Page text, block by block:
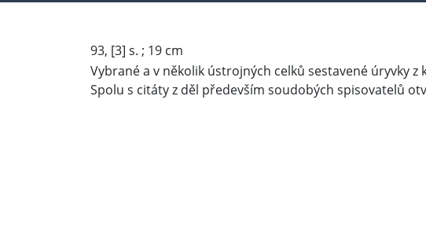
93, [3] s. ; 19 cm
Vybrané a v několik ústrojných celků sestavené úryvky
Spolu s citáty z děl především soudobých spisovatelů